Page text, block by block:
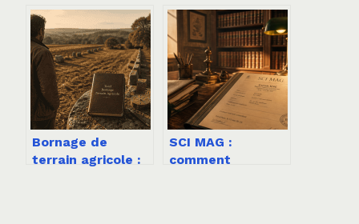
: droits, risques
et solutions
propriété : ce que
vous devez
absolument
savoir
Bornage de
terrain agricole :
SCI MAG :
comment